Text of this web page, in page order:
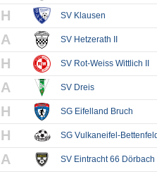
H SV Klausen
A SV Hetzerath II
H SV Rot-Weiss Wittlich II
A SV Dreis
H SG Eifelland Bruch
H SG Vulkaneifel-Bettenfeld
A SV Eintracht 66 Dörbach